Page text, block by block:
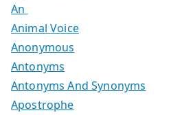
An
Animal Voice
Anonymous
Antonyms
Antonyms And Synonyms
Apostrophe